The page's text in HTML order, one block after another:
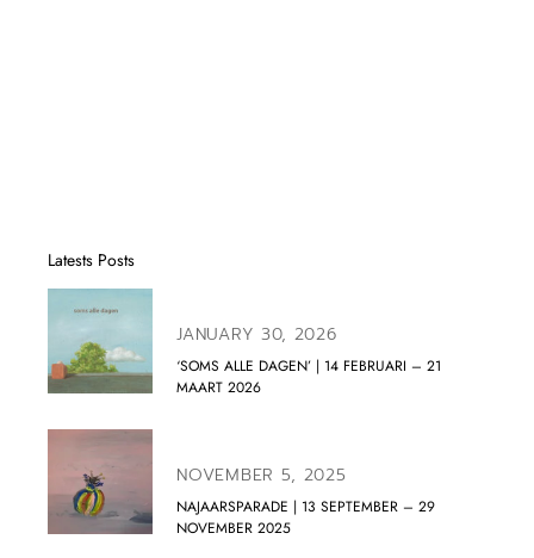
Latests Posts
JANUARY 30, 2026
‘SOMS ALLE DAGEN’ | 14 FEBRUARI – 21
MAART 2026
NOVEMBER 5, 2025
NAJAARSPARADE | 13 SEPTEMBER – 29
NOVEMBER 2025